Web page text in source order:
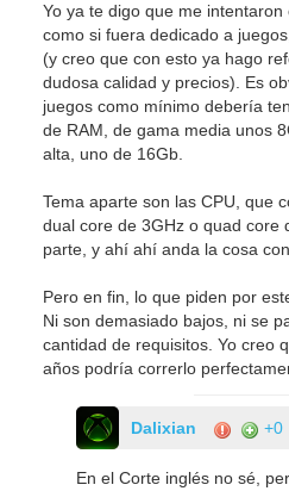
Yo ya te digo que me
como si fuera dedicado a
(y creo que con esto ya hago
dudosa calidad y precios). Es
juegos como mínimo debería
de RAM, de gama media unos
alta, uno de 16Gb.
Tema aparte son las CPU, que
dual core de 3GHz o quad core
parte, y ahí ahí anda la cosa
Pero en fin, lo que piden por
Ni son demasiado bajos, ni se
cantidad de requisitos. Yo creo
años podría correrlo
Dalixian +0
En el Corte inglés no sé,